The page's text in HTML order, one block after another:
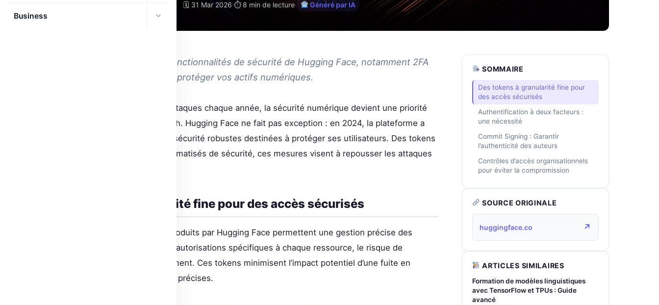
Business
🗓 31 Mar 2026·⏱ 8 min de lecture· Généré par IA
Découvrez les dernières fonctionnalités de sécurité de Hugging Face, notamment 2FA
et des tokens affinés pour protéger vos actifs numériques.
Avec l’augmentation des cyberattaques chaque année, la sécurité numérique devient une priorité
absolue pour les entreprises tech. Hugging Face ne fait pas exception : en 2024, la plateforme a
introduit des fonctionnalités de sécurité robustes destinées à protéger ses utilisateurs. Des tokens
à granularité fine aux scans automatisés de sécurité, ces mesures visent à repousser les attaques
Des tokens à granularité fine pour des accès sécurisés
Les tokens à granularité fine introduits par Hugging Face permettent une gestion précise des
permissions. En définissant des autorisations spécifiques à chaque ressource, le risque de
compromission est réduit nettement. Ces tokens minimisent l’impact potentiel d’une fuite en
limitant l’accès à des ressources précises.
SOMMAIRE
Des tokens à granularité fine pour
des accès sécurisés
Authentification à deux facteurs :
une nécessité
Commit Signing : Garantir
l’authenticité des auteurs
Contrôles d’accès organisationnels
pour éviter la compromission
SOURCE ORIGINALE
huggingface.co ↗
ARTICLES SIMILAIRES
Formation de modèles linguistiques
avec TensorFlow et TPUs : Guide
avancé